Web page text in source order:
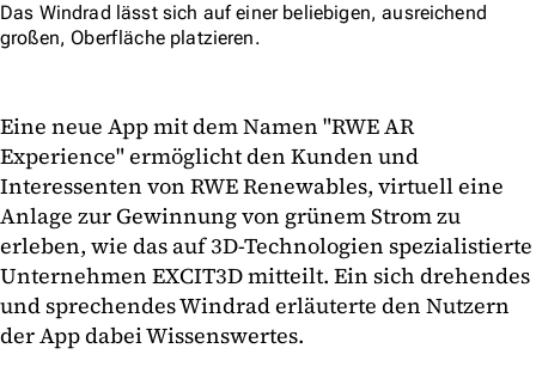
Das Windrad lässt sich auf einer beliebigen, ausreichend
großen, Oberfläche platzieren.
Eine neue App mit dem Namen "RWE AR
Experience" ermöglicht den Kunden und
Interessenten von RWE Renewables, virtuell eine
Anlage zur Gewinnung von grünem Strom zu
erleben, wie das auf 3D-Technologien spezialistierte
Unternehmen EXCIT3D mitteilt. Ein sich drehendes
und sprechendes Windrad erläuterte den Nutzern
der App dabei Wissenswertes.